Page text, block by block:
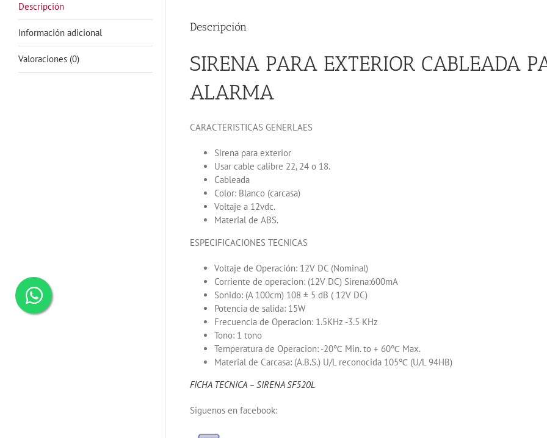
cantidad
Descripción
Información adicional
Valoraciones (0)
Descripción
SIRENA PARA EXTERIOR CABLEADA
ALARMA
CARACTERISTICAS GENERLAES
Sirena para exterior
Usar cable calibre 22, 24 o 18.
Cableada
Color: Blanco (carcasa)
Voltaje a 12vdc.
Material de ABS.
ESPECIFICACIONES TECNICAS
Voltaje de Operación: 12V DC (Nominal)
Corriente de operacion: (12V DC) Sirena:600mA
Sonido: (A 100cm) 108 ± 5 dB ( 12V DC)
Potencia de salida: 15W
Frecuencia de Operacion: 1.5KHz -3.5 KHz
Tono: 1 tono
Temperatura de Operacion: -20℃ Min. to + 60℃ Max.
Material de Carcasa: (A.B.S.) U/L reconocida 105℃ (U/L 94HB)
FICHA TECNICA – SIRENA SF520L
Siguenos en facebook: